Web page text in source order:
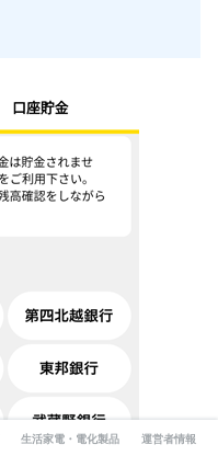
生活家電・電化製品 運営者情報